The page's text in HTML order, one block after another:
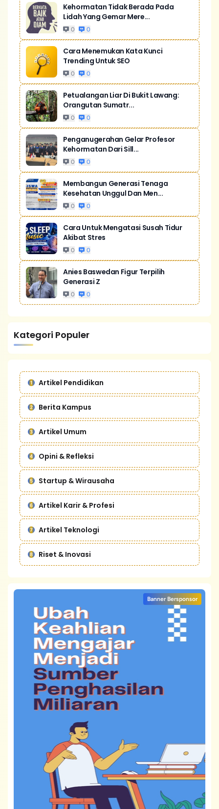
Kehormatan Tidak Berada Pada
Lidah Yang Gemar Mere...
0 0
Cara Menemukan Kata Kunci
Trending Untuk SEO
0 0
Petualangan Liar Di Bukit Lawang:
Orangutan Sumatr...
0 0
Penganugerahan Gelar Profesor
Kehormatan Dari Sill...
0 0
Membangun Generasi Tenaga
Kesehatan Unggul Dan Men...
0 0
Cara Untuk Mengatasi Susah Tidur
Akibat Stres
0 0
Anies Baswedan Figur Terpilih
Generasi Z
0 0
Kategori Populer
Artikel Pendidikan
Berita Kampus
Artikel Umum
Opini & Refleksi
Startup & Wirausaha
Artikel Karir & Profesi
Artikel Teknologi
Riset & Inovasi
Banner Bersponsor